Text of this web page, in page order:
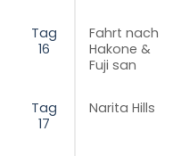
Tag
16
Fahrt nach
Hakone &
Fuji san
Tag
17
Narita Hills